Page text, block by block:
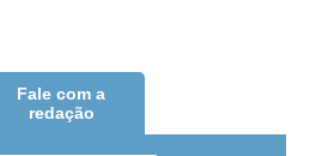
Fale com a
redação